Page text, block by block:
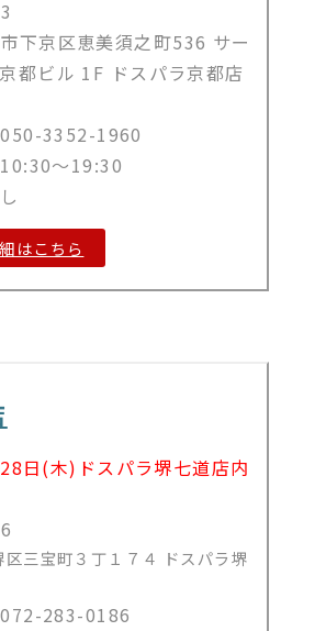
下京区恵美須之町536 サー
都ビル 1F ドスパラ京都店
3352-1960
～19:30
はこちら
日(木)ドスパラ堺七道店内
区三宝町３丁１７４ ドスパラ堺
072-283-0186